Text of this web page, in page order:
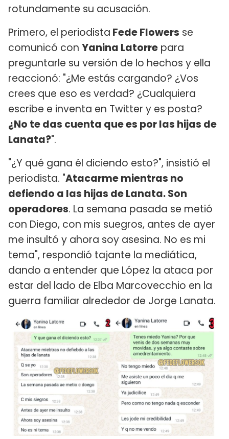
rotundamente su acusación.
Primero, el periodista Fede Flowers se
comunicó con Yanina Latorre para
preguntarle su versión de lo hechos y ella
reaccionó: "¿Me estás cargando? ¿Vos
crees que eso es verdad? ¿Cualquiera
escribe e inventa en Twitter y es posta?
¿No te das cuenta que es por las hijas de
Lanata?".
"¿Y qué gana él diciendo esto?", insistió el
periodista. "Atacarme mientras no
defiendo a las hijas de Lanata. Son
operadores. La semana pasada se metió
con Diego, con mis suegros, antes de ayer
me insultó y ahora soy asesina. No es mi
tema", respondió tajante la mediática,
dando a entender que López la ataca por
estar del lado de Elba Marcovecchio en la
guerra familiar alrededor de Jorge Lanata.